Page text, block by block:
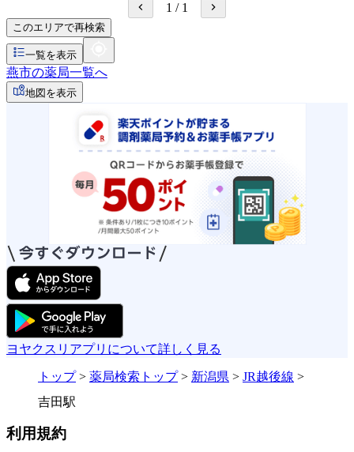
1 / 1
このエリアで再検索
一覧を表示
燕市の薬局一覧へ
地図を表示
ヨヤクスリアプリについて詳しく見る
トップ> 薬局検索トップ> 新潟県 > JR越後線 >
吉田駅
利用規約